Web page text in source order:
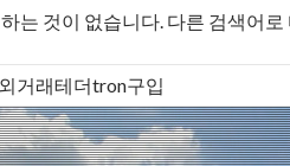
는 것이 없습니다. 다른 검색어